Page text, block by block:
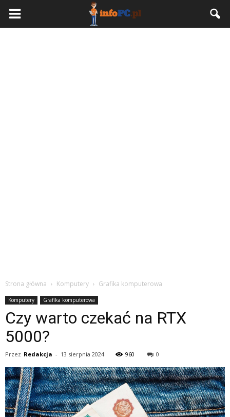
Strona główna Komputery Grafika komputerowa
Komputery Grafika komputerowa
Czy warto czekać na RTX
5000?
Przez Redakcja - 13 sierpnia 2024 960 0